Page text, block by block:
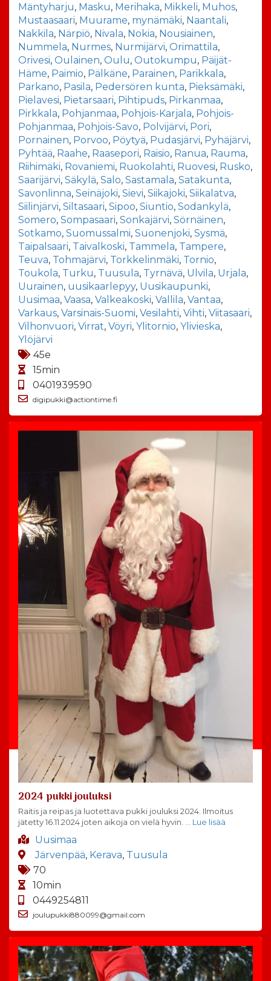
Mäntyharju, Masku, Merihaka, Mikkeli, Muhos,
Mustaasaari, Muurame, mynämäki, Naantali,
Nakkila, Närpiö, Nivala, Nokia, Nousiainen,
Nummela, Nurmes, Nurmijärvi, Orimattila,
Orivesi, Oulainen, Oulu, Outokumpu, Päijät-
Häme, Paimio, Pälkäne, Parainen, Parikkala,
Parkano, Pasila, Pedersören kunta, Pieksämäki,
Pielavesi, Pietarsaari, Pihtipuds, Pirkanmaa,
Pirkkala, Pohjanmaa, Pohjois-Karjala, Pohjois-
Pohjanmaa, Pohjois-Savo, Polvijärvi, Pori,
Pornainen, Porvoo, Pöytyä, Pudasjärvi, Pyhäjärvi,
Pyhtää, Raahe, Raasepori, Raisio, Ranua, Rauma,
Riihimäki, Rovaniemi, Ruokolahti, Ruovesi, Rusko,
Saarijärvi, Säkylä, Salo, Sastamala, Satakunta,
Savonlinna, Seinäjoki, Sievi, Siikajoki, Siikalatva,
Siilinjärvi, Siltasaari, Sipoo, Siuntio, Sodankylä,
Somero, Sompasaari, Sonkajärvi, Sörnäinen,
Sotkamo, Suomussalmi, Suonenjoki, Sysmä,
Taipalsaari, Taivalkoski, Tammela, Tampere,
Teuva, Tohmajärvi, Torkkelinmäki, Tornio,
Toukola, Turku, Tuusula, Tyrnävä, Ulvila, Urjala,
Uurainen, uusikaarlepyy, Uusikaupunki,
Uusimaa, Vaasa, Valkeakoski, Vallila, Vantaa,
Varkaus, Varsinais-Suomi, Vesilahti, Vihti, Viitasaari,
Vilhonvuori, Virrat, Vöyri, Ylitornio, Ylivieska,
Ylöjärvi
45e
15min
0401939590
digipukki@actiontime.fi
2024 pukki jouluksi
Raitis ja reipas ja luotettava pukki jouluksi 2024. Ilmoitus
jätetty 16.11.2024 joten aikoja on vielä hyvin.
… Lue lisää
Uusimaa
Järvenpää, Kerava, Tuusula
70
10min
0449254811
joulupukki880099@gmail.com